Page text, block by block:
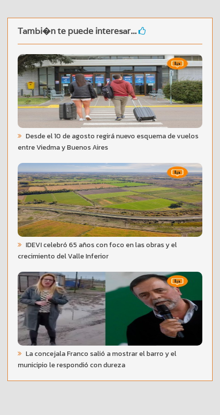
Tambi�n te puede interesar...
Desde el 10 de agosto regirá nuevo esquema de vuelos
entre Viedma y Buenos Aires
IDEVI celebró 65 años con foco en las obras y el
crecimiento del Valle Inferior
La concejala Franco salió a mostrar el barro y el
municipio le respondió con dureza